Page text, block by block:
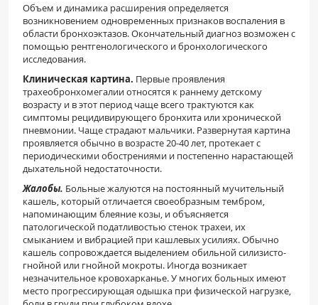
Объем и динамика расширения определяется
возникновением одновременных признаков воспаления в
области бронхоэктазов. Окончательный диагноз возможен с
помощью рентгенологического и бронхологического
исследования.
Клиническая картина. Первые проявления
трахеобронхомегалии относятся к раннему детскому
возрасту и в этот период чаще всего трактуются как
симптомы рецидивирующего бронхита или хронической
пневмонии. Чаще страдают мальчики. Развернутая картина
проявляется обычно в возрасте 20-40 лет, протекает с
периодическими обострениями и постепенно нарастающей
дыхательной недостаточности.
Жалобы. Больные жалуются на постоянный мучительный
кашель, который отличается своеобразным тембром,
напоминающим блеяние козы, и объясняется
патологической податливостью стенок трахеи, их
смыканием и вибрацией при кашлевых усилиях. Обычно
кашель сопровождается выделением обильной силизисто-
гнойной или гнойной мокроты. Иногда возникает
незначительное кровохарканье. У многих больных имеют
место прогрессирующая одышка при физической нагрузке,